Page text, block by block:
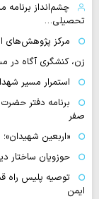
چشم‌انداز
تحصیلی…
مرکز پژوهش‌های
زن، کنشگری آگاه در
استمرار مسیر
برنامه دفتر حضرت
صفر
«اربعین
حوزویان ساختار
توصیه پلیس راه
ایمن